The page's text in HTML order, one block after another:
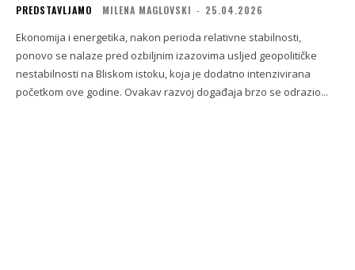
PREDSTAVLJAMO MILENA MAGLOVSKI - 25.04.2026
Ekonomija i energetika, nakon perioda relativne stabilnosti,
ponovo se nalaze pred ozbiljnim izazovima usljed geopolitičke
nestabilnosti na Bliskom istoku, koja je dodatno intenzivirana
početkom ove godine. Ovakav razvoj događaja brzo se odrazio...